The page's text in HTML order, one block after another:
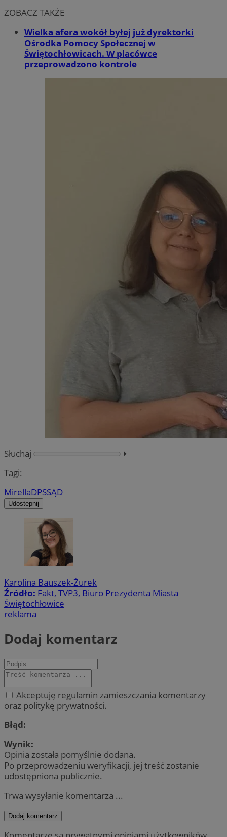
ZOBACZ TAKŻE
Wielka afera wokół byłej już dyrektorki
Ośrodka Pomocy Społecznej w
Świętochłowicach. W placówce
przeprowadzono kontrole
Słuchaj
⏵︎
Tagi:
MirellaDPSSĄD
Udostępnij
Karolina Bauszek-Żurek
Źródło: Fakt, TVP3, Biuro Prezydenta Miasta
Świętochłowice
reklama
Dodaj komentarz
Akceptuję regulamin zamieszczania komentarzy
oraz politykę prywatności.
Błąd:
Wynik:
Opinia została pomyślnie dodana.
Po przeprowadzeniu weryfikacji, jej treść zostanie
udostępniona publicznie.
Trwa wysyłanie komentarza ...
Dodaj komentarz